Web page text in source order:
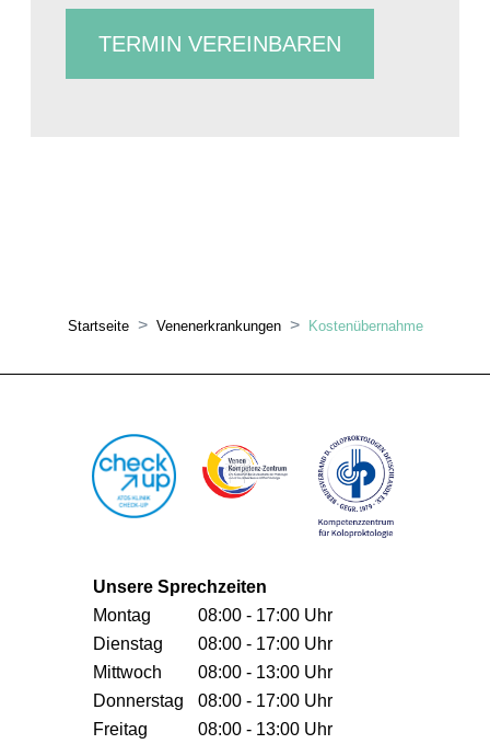
TERMIN VEREINBAREN
Startseite Venenerkrankungen Kostenübernahme
Unsere Sprechzeiten
Montag
08:00 - 17:00 Uhr
Dienstag
08:00 - 17:00 Uhr
Mittwoch
08:00 - 13:00 Uhr
Donnerstag
08:00 - 17:00 Uhr
Freitag
08:00 - 13:00 Uhr